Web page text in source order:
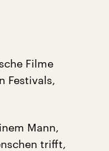
Filme
Festivals,
Mann,
trifft,